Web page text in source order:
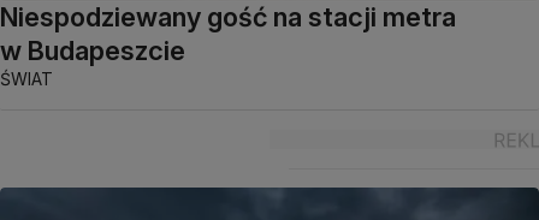
Niespodziewany gość na stacji metra
w Budapeszcie
ŚWIAT